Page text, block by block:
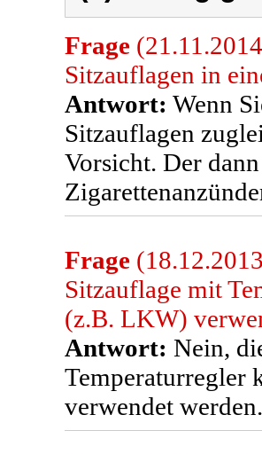
Frage
Sitzauflagen in
Antwort: Wenn
Sitzauflagen
Vorsicht. Der
Frage
Sitzauflage mit
(z.B. LKW)
Antwort: Nein,
Temperaturregler
verwendet werden.